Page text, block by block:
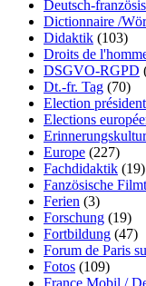
Deutsch-
Dictionnaire /
Didaktik (103)
Droits de
DSGVO-RGPD
Dt.-fr. Tag (70)
Election
Elections
Erinnerungskultur
Europe (227)
Fachdidaktik (19)
Fanzösische
Ferien (3)
Forschung (19)
Fortbildung (47)
Forum de Paris
Fotos (109)
France Mobil /